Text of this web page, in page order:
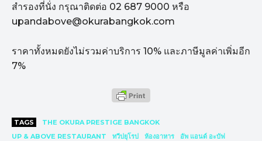
สำรองที่นั่ง กรุณาติดต่อ 02 687 9000 หรือ
upandabove@okurabangkok.com
ราคาทั้งหมดยังไม่รวมค่าบริการ 10% และภาษีมูลค่าเพิ่มอีก
7%
TAGS
THE OKURA PRESTIGE BANGKOK
UP & ABOVE RESTAURANT
ทวีปยุโรป ห้องอาหาร
อัพ แอนด์ อะบัฟ